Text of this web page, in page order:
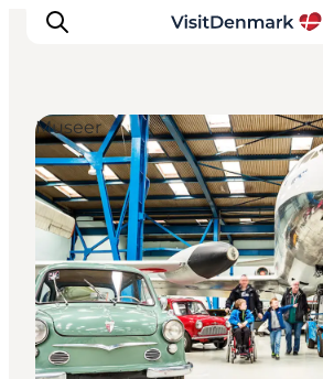
Inspirasjon
Reisemål
Aktiviteter
Overnatting
Planlegg reisen
Museer